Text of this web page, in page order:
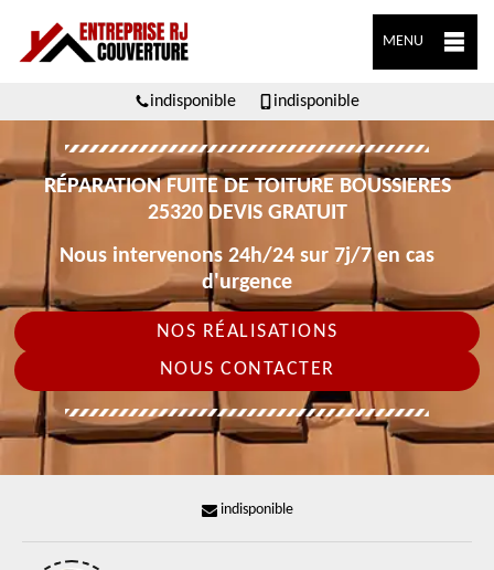
MENU
indisponible indisponible
RÉPARATION FUITE DE TOITURE BOUSSIERES
25320 DEVIS GRATUIT
Nous intervenons 24h/24 sur 7j/7 en cas
d'urgence
NOS RÉALISATIONS
NOUS CONTACTER
indisponible